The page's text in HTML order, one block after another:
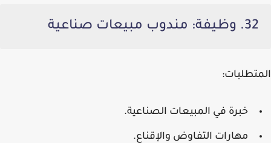
32. وظيفة: مندوب مبيعات صناعية
المتطلبات:
خبرة في المبيعات الصناعية.
مهارات التفاوض والإقناع.